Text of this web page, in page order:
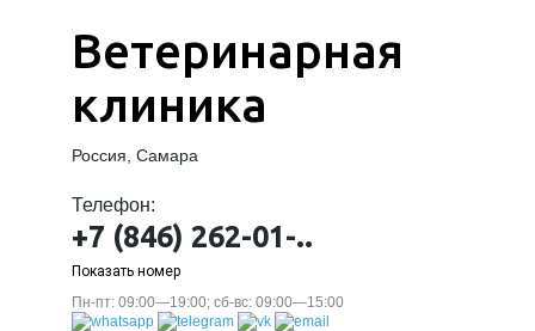
Ветеринарная
клиника
Россия, Самара
Телефон:
+7 (846) 262-01-..
Показать номер
Пн-пт: 09:00—19:00; сб-вс: 09:00—15:00